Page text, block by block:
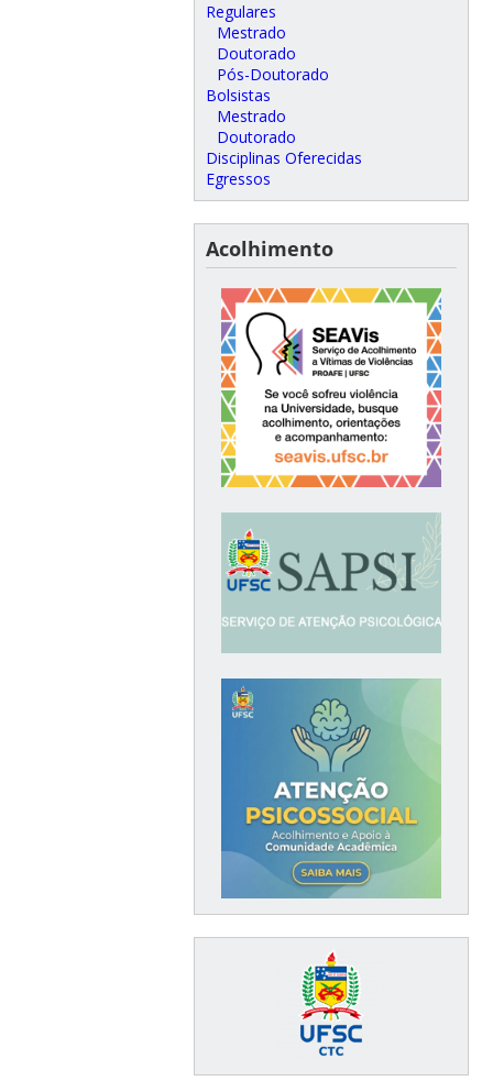
Regulares
Mestrado
Doutorado
Pós-Doutorado
Bolsistas
Mestrado
Doutorado
Disciplinas Oferecidas
Egressos
Acolhimento